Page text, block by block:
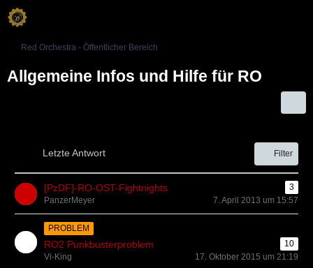
Red Orchestra - Öffentlicher Bereich
Allgemeine Infos und Hilfe für RO
Letzte Antwort Filter
[PzDF]-RO-OST-Fightnights
3
PanzerMeyer
7. April 2013 um 15:57
PROBLEM
RO2 Punkbusterproblem
10
Vi-King
17. Oktober 2015 um 21:19